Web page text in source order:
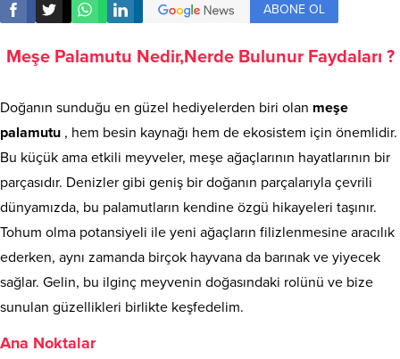
ABONE OL
Meşe Palamutu Nedir,Nerde Bulunur Faydaları ?
Doğanın sunduğu en güzel hediyelerden biri olan meşe
palamutu , hem besin kaynağı hem de ekosistem için önemlidir.
Bu küçük ama etkili meyveler, meşe ağaçlarının hayatlarının bir
parçasıdır. Denizler gibi geniş bir doğanın parçalarıyla çevrili
dünyamızda, bu palamutların kendine özgü hikayeleri taşınır.
Tohum olma potansiyeli ile yeni ağaçların filizlenmesine aracılık
ederken, aynı zamanda birçok hayvana da barınak ve yiyecek
sağlar. Gelin, bu ilginç meyvenin doğasındaki rolünü ve bize
sunulan güzellikleri birlikte keşfedelim.
Ana Noktalar